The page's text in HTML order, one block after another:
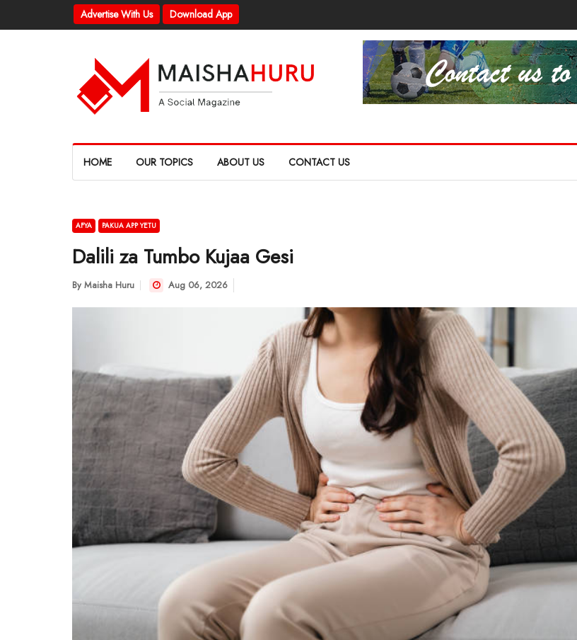
Advertise With Us Download App
HOME OUR TOPICS ABOUT US CONTACT US
AFYA PAKUA APP YETU
Dalili za Tumbo Kujaa Gesi
By Maisha Huru Aug 06, 2026